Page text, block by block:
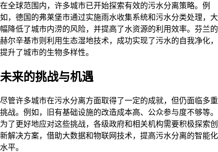
在全球范围内，许多城市已开始探索有效的污水分离策略。例
如，德国的弗莱堡市通过实施雨水收集系统和污水分类处理，大
幅降低了城市内涝的风险，并提高了水资源的利用效率。芬兰的
赫尔辛基市则利用生态湿地技术，成功实现了污水的自我净化，
提升了城市的生物多样性。
未来的挑战与机遇
尽管许多城市在污水分离方面取得了一定的成就，但仍面临多重
挑战。例如，旧有基础设施的改造成本高、公众参与度不够等。
为了更好地应对这些挑战，各级政府和相关机构需要积极探索创
新解决方案，借助大数据和物联网技术，提高污水分离的智能化
水平。